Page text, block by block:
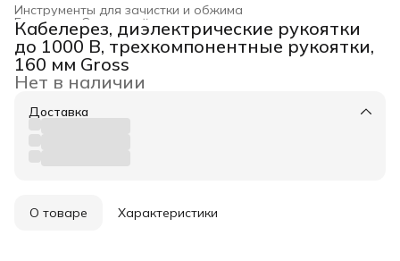
Инструменты для зачистки и обжима
Слесарный инструмент ›
Главная ›
Кабелерез, диэлектрические рукоятки
до 1000 В, трехкомпонентные рукоятки,
160 мм Gross
Нет в наличии
Доставка
О товаре Характеристики